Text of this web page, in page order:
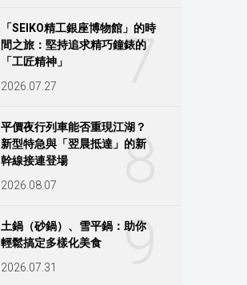
7
「SEIKO精工銀座博物館」的時
間之旅：堅持追求精巧鐘錶的
「工匠精神」
2026.07.27
8
平價夜行列車能否重現江湖？
新型特急與「翌晨抵達」的新
幹線接連登場
2026.08.07
9
土鍋（砂鍋）、雪平鍋：助你
輕鬆搞定多樣化美食
2026.07.31